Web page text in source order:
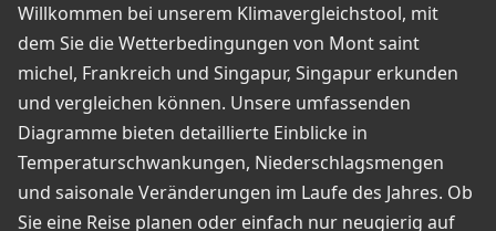
Willkommen bei unserem Klimavergleichstool, mit
dem Sie die Wetterbedingungen von Mont saint
michel, Frankreich und Singapur, Singapur erkunden
und vergleichen können. Unsere umfassenden
Diagramme bieten detaillierte Einblicke in
Temperaturschwankungen, Niederschlagsmengen
und saisonale Veränderungen im Laufe des Jahres. Ob
Sie eine Reise planen oder einfach nur neugierig auf